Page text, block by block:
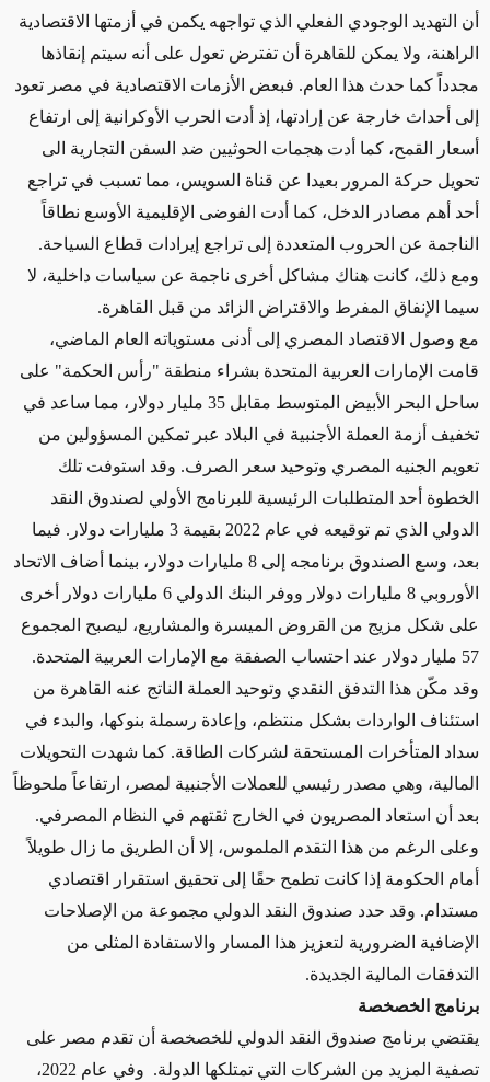
أن التهديد الوجودي الفعلي الذي تواجهه يكمن في أزمتها الاقتصادية
الراهنة، ولا يمكن للقاهرة أن تفترض تعول على أنه سيتم إنقاذها
مجدداً كما حدث هذا العام. فبعض الأزمات الاقتصادية في مصر تعود
إلى أحداث خارجة عن إرادتها، إذ أدت الحرب الأوكرانية إلى ارتفاع
أسعار القمح، كما أدت هجمات الحوثيين ضد السفن التجارية الى
تحويل حركة المرور بعيدا عن قناة السويس، مما تسبب في تراجع
أحد أهم مصادر الدخل، كما أدت الفوضى الإقليمية الأوسع نطاقاً
الناجمة عن الحروب المتعددة إلى تراجع إيرادات قطاع السياحة.
ومع ذلك، كانت هناك مشاكل أخرى ناجمة عن سياسات داخلية، لا
سيما الإنفاق المفرط والاقتراض الزائد من قبل القاهرة.
مع وصول الاقتصاد المصري إلى أدنى مستوياته العام الماضي،
قامت الإمارات العربية المتحدة بشراء منطقة "رأس الحكمة" على
ساحل البحر الأبيض المتوسط مقابل 35 مليار دولار، مما ساعد في
تخفيف أزمة العملة الأجنبية في البلاد عبر تمكين المسؤولين من
تعويم الجنيه المصري وتوحيد سعر الصرف. وقد استوفت تلك
الخطوة أحد المتطلبات الرئيسية للبرنامج الأولي لصندوق النقد
الدولي الذي تم توقيعه في عام 2022 بقيمة 3 مليارات دولار. فيما
بعد، وسع الصندوق برنامجه إلى 8 مليارات دولار، بينما أضاف الاتحاد
الأوروبي 8 مليارات دولار ووفر البنك الدولي 6 مليارات دولار أخرى
على شكل مزيج من القروض الميسرة والمشاريع، ليصبح المجموع
57 مليار دولار عند احتساب الصفقة مع الإمارات العربية المتحدة.
وقد مكّن هذا التدفق النقدي وتوحيد العملة الناتج عنه القاهرة من
استئناف الواردات بشكل منتظم، وإعادة رسملة بنوكها، والبدء في
سداد المتأخرات المستحقة لشركات الطاقة. كما شهدت التحويلات
المالية، وهي مصدر رئيسي للعملات الأجنبية لمصر، ارتفاعاً ملحوظاً
بعد أن استعاد المصريون في الخارج ثقتهم في النظام المصرفي.
وعلى الرغم من هذا التقدم الملموس، إلا أن الطريق ما زال طويلاً
أمام الحكومة إذا كانت تطمح حقًا إلى تحقيق استقرار اقتصادي
مستدام. وقد حدد صندوق النقد الدولي مجموعة من الإصلاحات
الإضافية الضرورية لتعزيز هذا المسار والاستفادة المثلى من
التدفقات المالية الجديدة.
برنامج الخصخصة
يقتضي برنامج صندوق النقد الدولي للخصخصة أن تقدم مصر على
تصفية المزيد من الشركات التي تمتلكها الدولة. وفي عام 2022،